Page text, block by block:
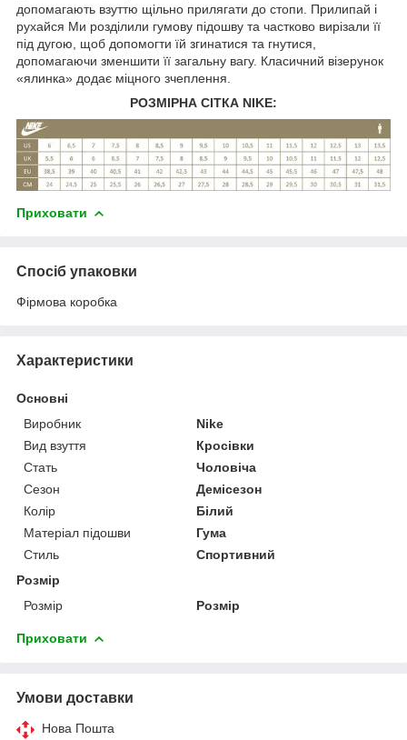
допомагають взуттю щільно прилягати до стопи. Прилипай і
рухайся Ми розділили гумову підошву та частково вирізали її
під дугою, щоб допомогти їй згинатися та гнутися,
допомагаючи зменшити її загальну вагу. Класичний візерунок
«ялинка» додає міцного зчеплення.
РОЗМІРНА СІТКА NIKE:
Приховати
Спосіб упаковки
Фірмова коробка
Характеристики
Основні
Виробник
Nike
Вид взуття
Кросівки
Стать
Чоловіча
Сезон
Демісезон
Колір
Білий
Матеріал підошви
Гума
Стиль
Спортивний
Розмір
Розмір
Розмір
Приховати
Умови доставки
Нова Пошта